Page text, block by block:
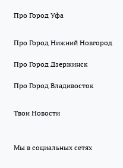
Про Город Уфа
Про Город Нижний Новгород
Про Город Дзержинск
Про Город Владивосток
Твои Новости
Мы в социальных сетях